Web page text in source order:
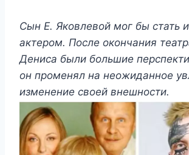
Сын Е. Яковлевой мог бы стать
актером. После окончания
Дениса были большие
он променял на неожиданное
изменение своей внешности.